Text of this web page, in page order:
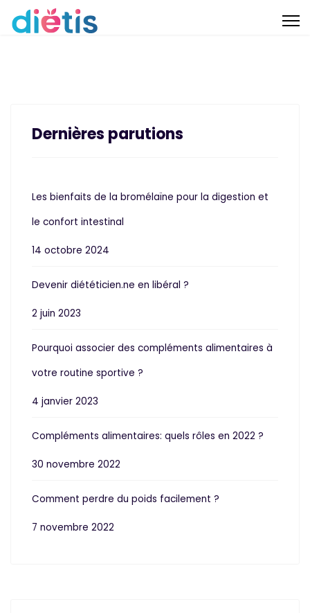
Dernières parutions
Les bienfaits de la bromélaïne pour la digestion et
le confort intestinal
14 octobre 2024
Devenir diététicien.ne en libéral ?
2 juin 2023
Pourquoi associer des compléments alimentaires à
votre routine sportive ?
4 janvier 2023
Compléments alimentaires: quels rôles en 2022 ?
30 novembre 2022
Comment perdre du poids facilement ?
7 novembre 2022